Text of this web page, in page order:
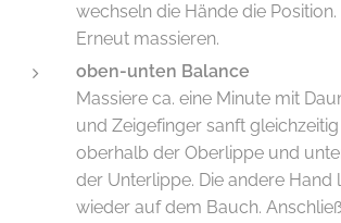
wechseln die Hände die Position.
Erneut massieren.
oben-unten Balance
Massiere ca. eine Minute mit
und Zeigefinger sanft gleichzeitig
oberhalb der Oberlippe und
der Unterlippe. Die andere Hand
wieder auf dem Bauch.